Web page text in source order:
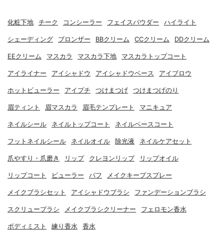
化粧下地 チーク コンシーラー フェイスパウダー ハイライト
シェーディング ブロンザー BBクリーム CCクリーム DDクリーム
EEクリーム マスカラ マスカラ下地 マスカラトップコート
アイライナー アイシャドウ アイシャドウベース アイブロウ
ホットビューラー アイプチ つけまつげ つけまつげのり
眉ティント 眉マスカラ 眉毛テンプレート マニキュア
ネイルシール ネイルトップコート ネイルベースコート
フットネイルシール ネイルオイル 除光液 ネイルケアセット
爪やすり・爪磨き リップ クレヨンリップ リップオイル
リップコート ビューラー パフ メイクキープスプレー
メイクブラシセット アイシャドウブラシ ファンデーションブラシ
スクリューブラシ メイクブラシクリーナー フェロモン香水
ボディミスト 練り香水 香水